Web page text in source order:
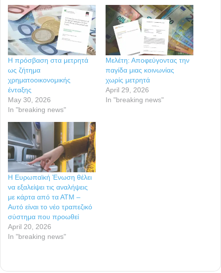
Η πρόσβαση στα μετρητά
ως ζήτημα
χρηματοοικονομικής
ένταξης
May 30, 2026
In "breaking news"
Μελέτη: Αποφεύγοντας την
παγίδα μιας κοινωνίας
χωρίς μετρητά
April 29, 2026
In "breaking news"
Η Ευρωπαϊκή Ένωση θέλει
να εξαλείψει τις αναλήψεις
με κάρτα από τα ΑΤΜ –
Αυτό είναι το νέο τραπεζικό
σύστημα που προωθεί
April 20, 2026
In "breaking news"